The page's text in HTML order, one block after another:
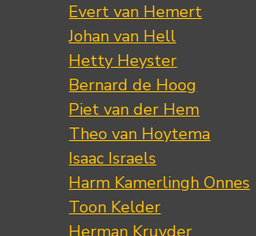
Evert van Hemert
Johan van Hell
Hetty Heyster
Bernard de Hoog
Piet van der Hem
Theo van Hoytema
Isaac Israels
Harm Kamerlingh Onnes
Toon Kelder